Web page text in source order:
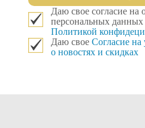
Даю свое согласие на
персональных данных
Политикой
Даю свое Согласие на
о новостях и скидках